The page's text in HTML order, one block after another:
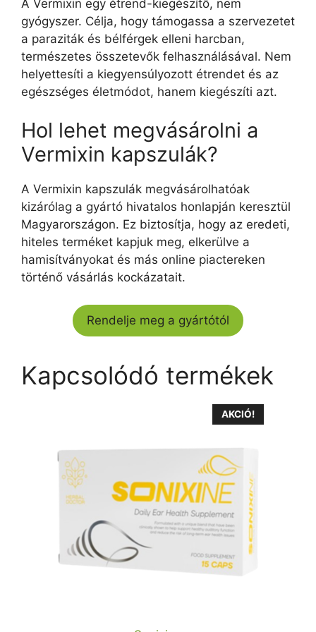
A Vermixin egy étrend-kiegészítő, nem
gyógyszer. Célja, hogy támogassa a szervezetet
a paraziták és bélférgek elleni harcban,
természetes összetevők felhasználásával. Nem
helyettesíti a kiegyensúlyozott étrendet és az
egészséges életmódot, hanem kiegészíti azt.
Hol lehet megvásárolni a
Vermixin kapszulák?
A Vermixin kapszulák megvásárolhatóak
kizárólag a gyártó hivatalos honlapján keresztül
Magyarországon. Ez biztosítja, hogy az eredeti,
hiteles terméket kapjuk meg, elkerülve a
hamisítványokat és más online piactereken
történő vásárlás kockázatait.
Rendelje meg a gyártótól
Kapcsolódó termékek
AKCIÓ!